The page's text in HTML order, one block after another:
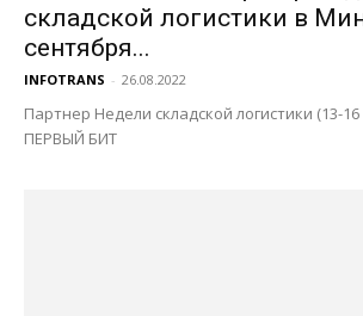
складской логистики в
сентября...
INFOTRANS - 26.08.2022
Партнер Недели складской логистики (13-16
ПЕРВЫЙ БИТ